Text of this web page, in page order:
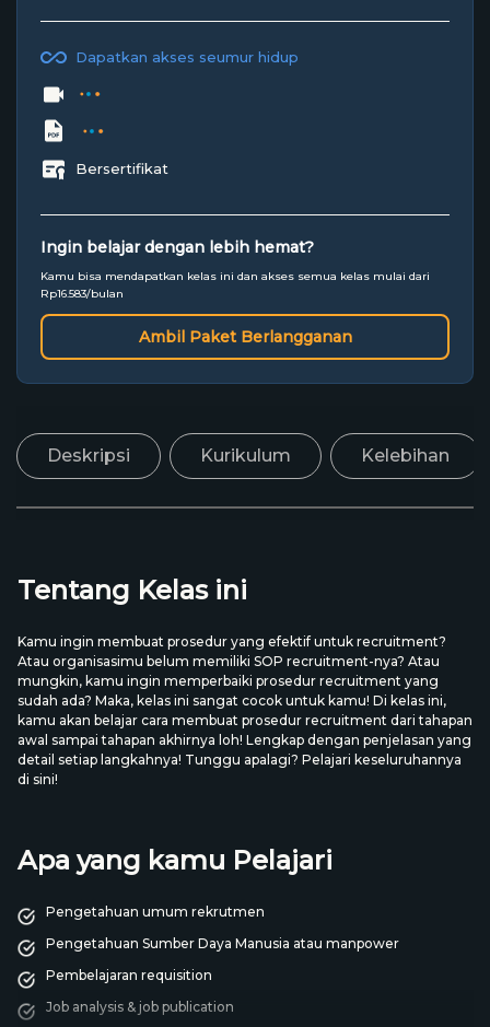
Dapatkan akses seumur hidup
10 Chapter | 1 Jam 39 Menit
1 Workbook (PDF)
Bersertifikat
Ingin belajar dengan lebih hemat?
Kamu bisa mendapatkan kelas ini dan akses semua kelas mulai dari
Rp16.583/bulan
Ambil Paket Berlangganan
Deskripsi Kurikulum Kelebihan
Tentang Kelas ini
Kamu ingin membuat prosedur yang efektif untuk recruitment?
Atau organisasimu belum memiliki SOP recruitment-nya? Atau
mungkin, kamu ingin memperbaiki prosedur recruitment yang
sudah ada? Maka, kelas ini sangat cocok untuk kamu! Di kelas ini,
kamu akan belajar cara membuat prosedur recruitment dari tahapan
awal sampai tahapan akhirnya loh! Lengkap dengan penjelasan yang
detail setiap langkahnya! Tunggu apalagi? Pelajari keseluruhannya
di sini!
Apa yang kamu Pelajari
Pengetahuan umum rekrutmen
Pengetahuan Sumber Daya Manusia atau manpower
Pembelajaran requisition
Job analysis & job publication